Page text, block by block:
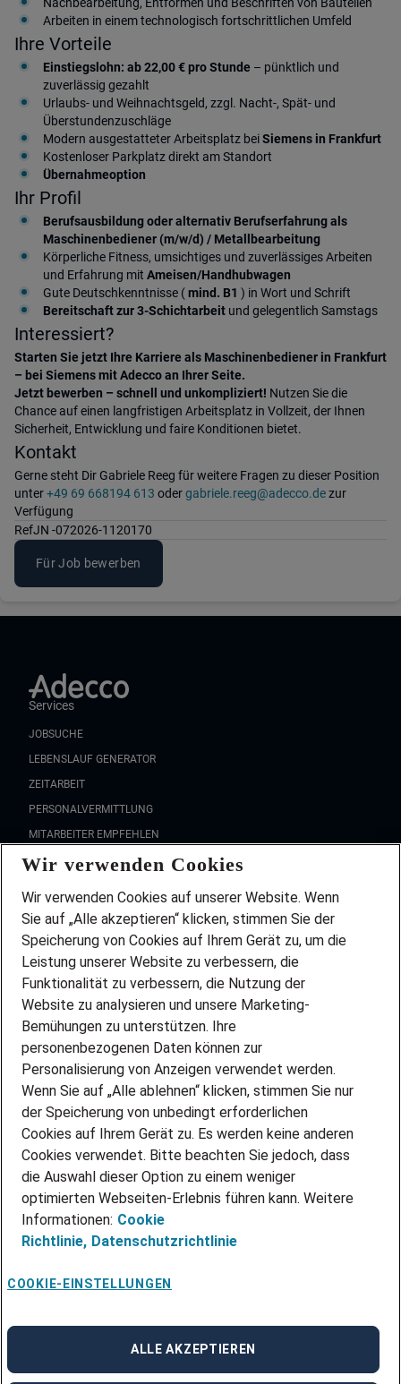
Arbeiten in einem technologisch fortschrittlichen Umfeld
Ihre Vorteile
Einstiegslohn: ab 22,00 € pro Stunde – pünktlich und
zuverlässig gezahlt
Urlaubs- und Weihnachtsgeld, zzgl. Nacht-, Spät- und
Überstundenzuschläge
Modern ausgestatteter Arbeitsplatz beiSiemens in Frankfurt
Kostenloser Parkplatz direkt am Standort
Übernahmeoption
Ihr Profil
Berufsausbildung oder alternativ Berufserfahrung als
Maschinenbediener (m/w/d) / Metallbearbeitung
Körperliche Fitness, umsichtiges und zuverlässiges Arbeiten
und Erfahrung mit Ameisen/Handhubwagen
Gute Deutschkenntnisse (mind. B1 ) in Wort und Schrift
Bereitschaft zur 3-Schichtarbeit und gelegentlich Samstags
Interessiert?
Starten Sie jetzt Ihre Karriere als Maschinenbediener in Frankfurt
– bei Siemens mit Adecco an Ihrer Seite.
Jetzt bewerben – schnell und unkompliziert! Nutzen Sie die
Chance auf einen langfristigen Arbeitsplatz in Vollzeit, der Ihnen
Sicherheit, Entwicklung und faire Konditionen bietet.
Kontakt
Gerne steht Dir Gabriele Reeg für weitere Fragen zu dieser Position
unter+49 69 668194 613 odergabriele.reeg@adecco.dezur
Verfügung
RefJN -072026-1120170
Für Job bewerben
Services
JOBSUCHE
LEBENSLAUF GENERATOR
ZEITARBEIT
PERSONALVERMITTLUNG
MITARBEITER EMPFEHLEN
FAQ
Wir stellen ein!
DEINE BERUFSGRUPPE
DEINE LEBENSSITUATION
PARTNERSHIP WITH AIRBUS
INITIATIV BEWERBEN
ÜBER UNS
STANDORTE
BLOG
PRESSE
KONTAKT
@Adecco 2026
IMPRESSUM
DATENSCHUTZ
NUTZUNGSBEDINGUNGEN
COOKIE-RICHTLINIEN
BESCHWERDESTELLE
linkedinFacebook
Instagram
Wir verwenden Cookies
Wir verwenden Cookies auf unserer Website. Wenn
Sie auf „Alle akzeptieren“ klicken, stimmen Sie der
Speicherung von Cookies auf Ihrem Gerät zu, um die
Leistung unserer Website zu verbessern, die
Funktionalität zu verbessern, die Nutzung der
Website zu analysieren und unsere Marketing-
Bemühungen zu unterstützen. Ihre
personenbezogenen Daten können zur
Personalisierung von Anzeigen verwendet werden.
Wenn Sie auf „Alle ablehnen“ klicken, stimmen Sie nur
der Speicherung von unbedingt erforderlichen
Cookies auf Ihrem Gerät zu. Es werden keine anderen
Cookies verwendet. Bitte beachten Sie jedoch, dass
die Auswahl dieser Option zu einem weniger
optimierten Webseiten-Erlebnis führen kann. Weitere
Informationen: Cookie
Richtlinie, Datenschutzrichtlinie
COOKIE-EINSTELLUNGEN
ALLE AKZEPTIEREN